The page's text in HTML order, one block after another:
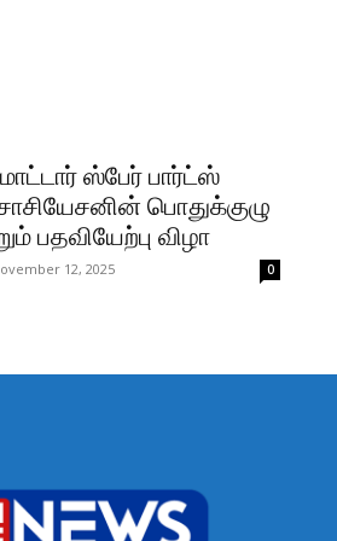
ஸ்பேர் பார்ட்ஸ்
பொதுக்குழு
பதவியேற்பு விழா
12, 2025 0